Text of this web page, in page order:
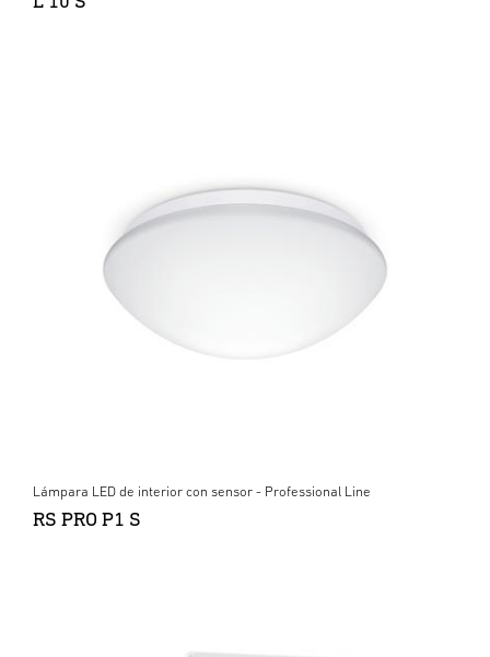
Lámpara LED de interior con sensor - Professional Line
RS PRO P1 S